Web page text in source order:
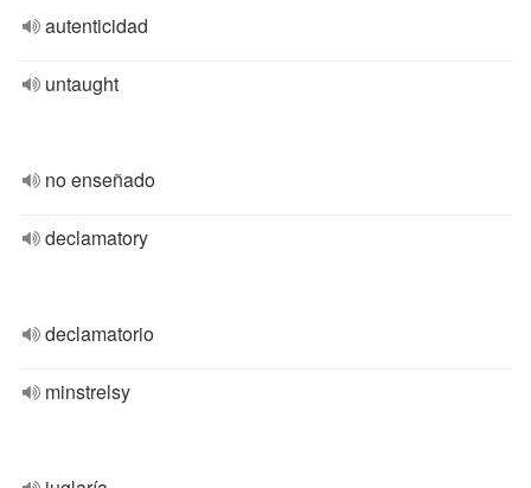
autenticidad
untaught
no enseñado
declamatory
declamatorio
minstrelsy